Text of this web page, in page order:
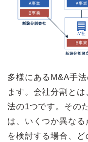
多様にあるM&A手
ます。会社分割と
法の1つです。その
は、いくつか異な
を検討する場合、